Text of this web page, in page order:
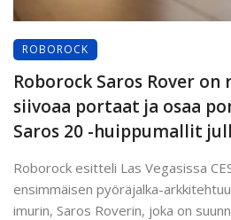
ROBOROCK
Roborock Saros Rover
siivoaa portaat ja osaa
Saros 20 -huippumallit
Roborock esitteli Las Vegasissa
ensimmäisen pyöräjalka-
imurin, Saros Roverin, joka on